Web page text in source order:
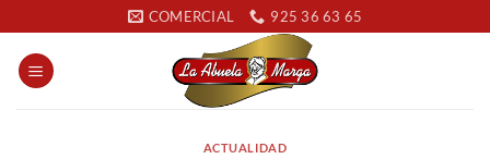
al
contenido
COMERCIAL 925 36 63 65
ACTUALIDAD